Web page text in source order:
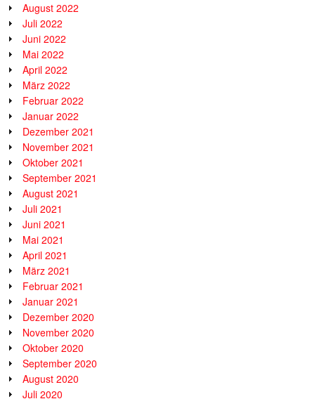
August 2022
Juli 2022
Juni 2022
Mai 2022
April 2022
März 2022
Februar 2022
Januar 2022
Dezember 2021
November 2021
Oktober 2021
September 2021
August 2021
Juli 2021
Juni 2021
Mai 2021
April 2021
März 2021
Februar 2021
Januar 2021
Dezember 2020
November 2020
Oktober 2020
September 2020
August 2020
Juli 2020